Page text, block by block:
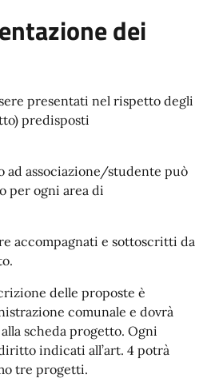
dei
presentati nel rispetto degli
predisposti
associazione/studente può
per ogni area di
accompagnati e sottoscritti da
delle proposte è
comunale e dovrà
scheda progetto. Ogni
indicati all’art. 4 potrà
tre progetti.